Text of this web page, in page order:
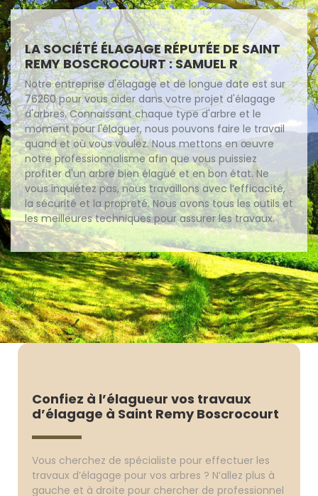
LA SOCIÉTÉ ÉLAGAGE RÉPUTÉE DE SAINT
REMY BOSCROCOURT : SAMUEL R
Notre entreprise d'élagage et de longue date est sur
76260 pour vous aider dans votre projet d'élagage
d'arbres. Connaissant chaque type d'arbre et le
moment pour l'élaguer, nous pouvons faire le travail
quand et où vous voulez. Nous mettons en œuvre
notre professionnalisme afin que vous puissiez
profiter d'un arbre bien élagué et en bon état. Ne
vous inquiétez pas, nous travaillons avec l’efficacité,
la sécurité et la propreté. Nous avons tous les outils et
les meilleures techniques pour assurer les travaux.
Confiez à l’élagueur vos travaux
d’élagage à Saint Remy Boscrocourt
Vous cherchez de spécialiste pour effectuer les
travaux d’élagage pour vos arbres ? N’allez plus à
gauche et à droite pour chercher de professionnel